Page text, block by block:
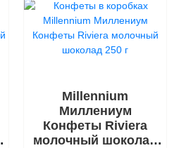
Millennium
Миллениум
Конфеты Riviera
молочный шоколад